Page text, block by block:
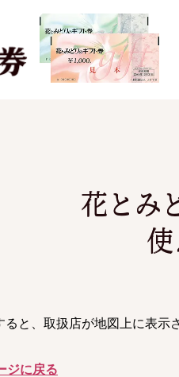
花とみ
ると、取扱店が地図上に表示
ジに戻る